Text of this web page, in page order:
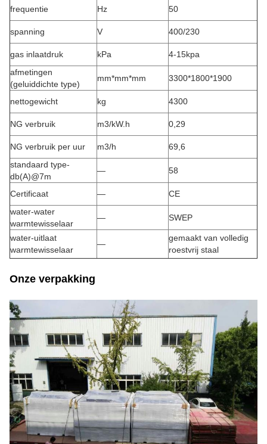
frequentie Hz 50
spanning V 400/230
gas inlaatdruk kPa
4-15kpa
afmetingen
(geluiddichte type)
mm*mm*mm 3300*1800*1900
nettogewicht kg 4300
NG verbruik m3/kW.h 0,29
NG verbruik per uur m3/h
69,6
standaard type-
db(A)@7m
— 58
Certificaat —
CE
water-water
warmtewisselaar
— SWEP
water-uitlaat
warmtewisselaar
—
gemaakt van volledig
roestvrij staal
Onze verpakking